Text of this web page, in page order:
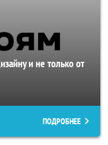
и не только от
ПОДРОБНЕЕ